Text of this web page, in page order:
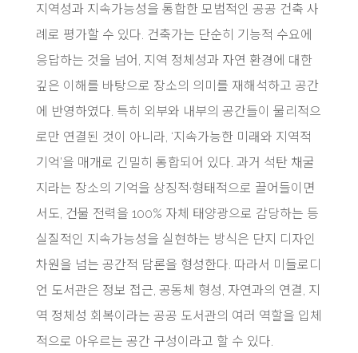
지역성과 지속가능성을 통합한 모범적인 공공 건축 사
례로 평가할 수 있다. 건축가는 단순히 기능적 수요에
응답하는 것을 넘어, 지역 정체성과 자연 환경에 대한
깊은 이해를 바탕으로 장소의 의미를 재해석하고 공간
에 반영하였다. 특히 외부와 내부의 공간들이 물리적으
로만 연결된 것이 아니라, ‘지속가능한 미래와 지역적
기억’을 매개로 긴밀히 통합되어 있다. 과거 석탄 채굴
지라는 장소의 기억을 상징적·형태적으로 끌어들이면
서도, 건물 전력을 100% 자체 태양광으로 감당하는 등
실질적인 지속가능성을 실현하는 방식은 단지 디자인
차원을 넘는 공간적 담론을 형성한다. 따라서 미들로디
언 도서관은 정보 접근, 공동체 형성, 자연과의 연결, 지
역 정체성 회복이라는 공공 도서관의 여러 역할을 입체
적으로 아우르는 공간 구성이라고 할 수 있다.